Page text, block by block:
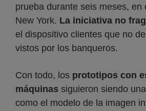
prueba durante seis meses, en
New York. La iniciativa no
el dispositivo clientes que no
vistos por los banqueros.
Con todo, los prototipos con
máquinas siguieron siendo
como el modelo de la imagen